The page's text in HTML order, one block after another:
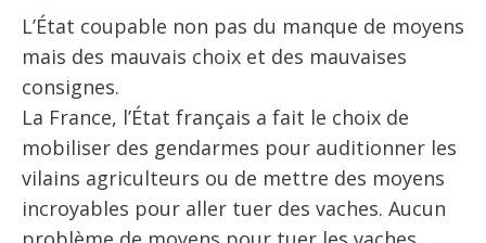
L’État coupable non pas du manque de moyens
mais des mauvais choix et des mauvaises
consignes.
La France, l’État français a fait le choix de
mobiliser des gendarmes pour auditionner les
vilains agriculteurs ou de mettre des moyens
incroyables pour aller tuer des vaches. Aucun